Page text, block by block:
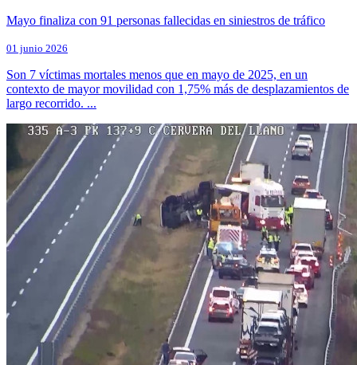
Mayo finaliza con 91 personas fallecidas en siniestros de tráfico
01 junio 2026
Son 7 víctimas mortales menos que en mayo de 2025, en un
contexto de mayor movilidad con 1,75% más de desplazamientos de
largo recorrido. ...